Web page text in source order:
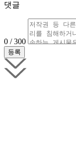
댓글
0 / 300